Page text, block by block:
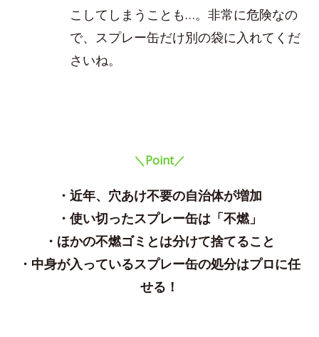
こしてしまうことも…。非常に危険なの
で、スプレー缶だけ別の袋に入れてくだ
さいね。
＼Point／
・近年、穴あけ不要の自治体が増加
・使い切ったスプレー缶は「不燃」
・ほかの不燃ゴミとは分けて捨てること
・中身が入っているスプレー缶の処分はプロに任
せる！